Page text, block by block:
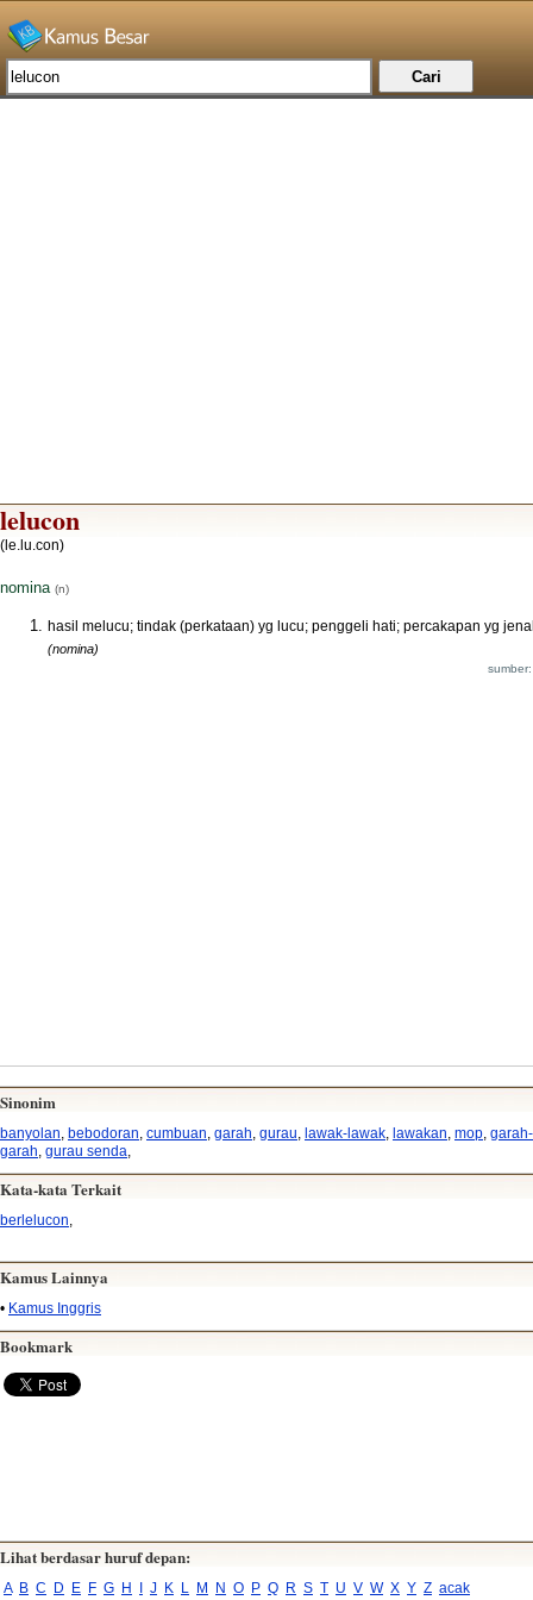
lelucon
(le.lu.con)
nomina (n)
hasil melucu; tindak (perkataan) yg lucu; penggeli hati; percakapan yg
(nomina)
Sinonim
banyolan bebodoran cumbuan garah gurau lawak-lawak lawakan mop garah-
garah gurau senda
Kata-kata Terkait
berlelucon,
Kamus Lainnya
• Kamus Inggris
Bookmark
Lihat berdasar huruf depan:
A B C D E F G H I J K L M N O P Q R S T U V W X Y Z acak